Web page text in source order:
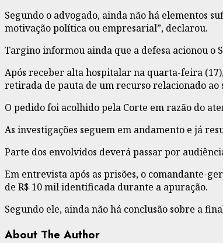
Segundo o advogado, ainda não há elementos
motivação política ou empresarial”, declarou.
Targino informou ainda que a defesa acionou o
Após receber alta hospitalar na quarta-feira
retirada de pauta de um recurso relacionado
O pedido foi acolhido pela Corte em razão do
As investigações seguem em andamento e já
Parte dos envolvidos deverá passar por
Em entrevista após as prisões, o comandante-
de R$ 10 mil identificada durante a apuração.
Segundo ele, ainda não há conclusão sobre a
About The Author